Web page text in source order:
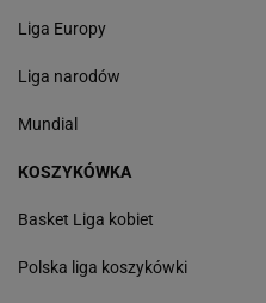
Liga Europy
Liga narodów
Mundial
KOSZYKÓWKA
Basket Liga kobiet
Polska liga koszykówki